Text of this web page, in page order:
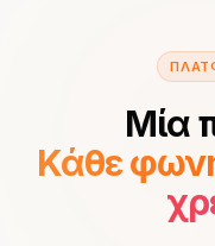
Μία
Κάθε